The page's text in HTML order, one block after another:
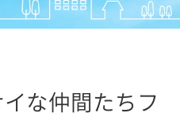
な仲間たちフ